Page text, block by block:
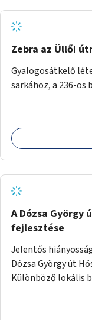
Zebra az Üllői
Gyalogosátkelő
sarkához, a 236-os
A Dózsa
fejlesztése
Jelentős
Dózsa György út
Különböző lokális